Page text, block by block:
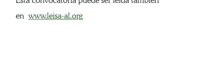
en www.leisa-al.org